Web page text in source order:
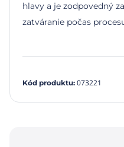
hlavy a je zodpovedný
zatváranie počas
Kód produktu: 073221